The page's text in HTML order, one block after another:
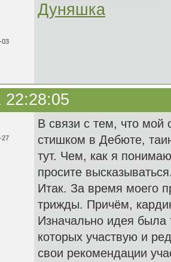
03
Дуняшка
22:28:05
27
В связи с тем, что
стишком в Дебюте,
тут. Чем, как я
просите
Итак. За время моего
трижды. Причём,
Изначально идея была
которых участвую и
свои рекомендации